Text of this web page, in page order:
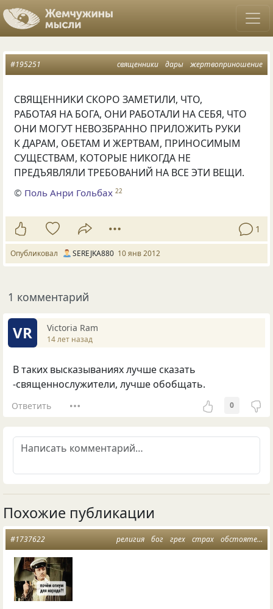
священники дары жертвоприношение
#195251
СВЯЩЕННИКИ СКОРО ЗАМЕТИЛИ, ЧТО,
РАБОТАЯ НА БОГА, ОНИ РАБОТАЛИ НА СЕБЯ, ЧТО
ОНИ МОГУТ НЕВОЗБРАННО ПРИЛОЖИТЬ РУКИ
К ДАРАМ, ОБЕТАМ И ЖЕРТВАМ, ПРИНОСИМЫМ
СУЩЕСТВАМ, КОТОРЫЕ НИКОГДА НЕ
ПРЕДЪЯВЛЯЛИ ТРЕБОВАНИЙ НА ВСЕ ЭТИ ВЕЩИ.
© Поль Анри Гольбах 22
1
Опубликовал SEREJKA880 10 янв 2012
1 комментарий
VR Victoria Ram
14 лет назад
В таких высказываниях лучше сказать
-священнослужители, лучше обобщать.
Ответить 0
Похожие публикации
религия бог грех страх обстоятельства жизни
#1737622